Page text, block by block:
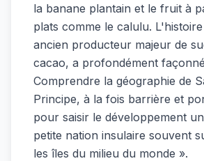
la banane plantain et le fruit à
plats comme le calulu.
ancien producteur majeur de
cacao, a profondément
Comprendre la géographie de
Principe, à la fois barrière et
pour saisir le développement
petite nation insulaire souvent
les îles du milieu du monde ».